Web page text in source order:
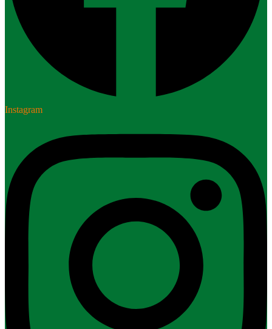
Instagram